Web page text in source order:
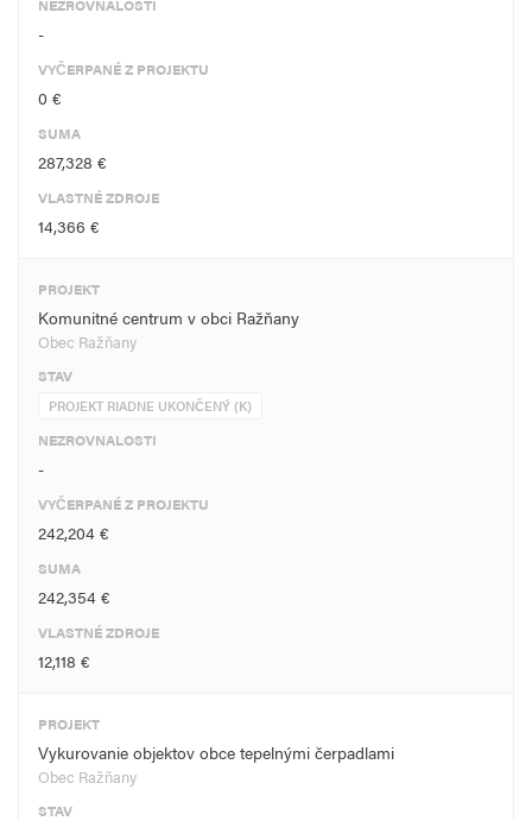
NEZROVNALOSTI
-
VYČERPANÉ Z PROJEKTU
0 €
SUMA
287,328 €
VLASTNÉ ZDROJE
14,366 €
PROJEKT
Komunitné centrum v obci Ražňany
Obec Ražňany
STAV
PROJEKT RIADNE UKONČENÝ (K)
NEZROVNALOSTI
-
VYČERPANÉ Z PROJEKTU
242,204 €
SUMA
242,354 €
VLASTNÉ ZDROJE
12,118 €
PROJEKT
Vykurovanie objektov obce tepelnými čerpadlami
Obec Ražňany
STAV